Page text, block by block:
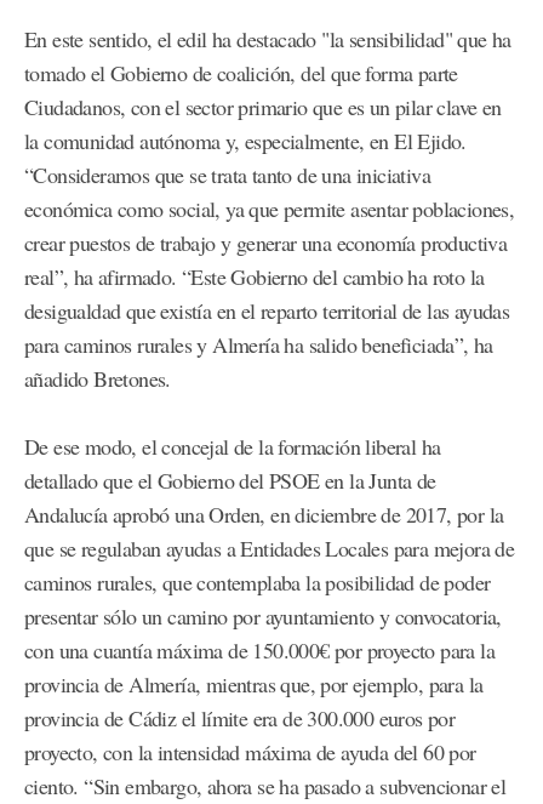
En este sentido, el edil ha destacado "la sensibilidad" que ha
tomado el Gobierno de coalición, del que forma parte
Ciudadanos, con el sector primario que es un pilar clave en
la comunidad autónoma y, especialmente, en El Ejido.
“Consideramos que se trata tanto de una iniciativa
económica como social, ya que permite asentar poblaciones,
crear puestos de trabajo y generar una economía productiva
real”, ha afirmado. “Este Gobierno del cambio ha roto la
desigualdad que existía en el reparto territorial de las ayudas
para caminos rurales y Almería ha salido beneficiada”, ha
añadido Bretones.
De ese modo, el concejal de la formación liberal ha
detallado que el Gobierno del PSOE en la Junta de
Andalucía aprobó una Orden, en diciembre de 2017, por la
que se regulaban ayudas a Entidades Locales para mejora de
caminos rurales, que contemplaba la posibilidad de poder
presentar sólo un camino por ayuntamiento y convocatoria,
con una cuantía máxima de 150.000€ por proyecto para la
provincia de Almería, mientras que, por ejemplo, para la
provincia de Cádiz el límite era de 300.000 euros por
proyecto, con la intensidad máxima de ayuda del 60 por
ciento. “Sin embargo, ahora se ha pasado a subvencionar el